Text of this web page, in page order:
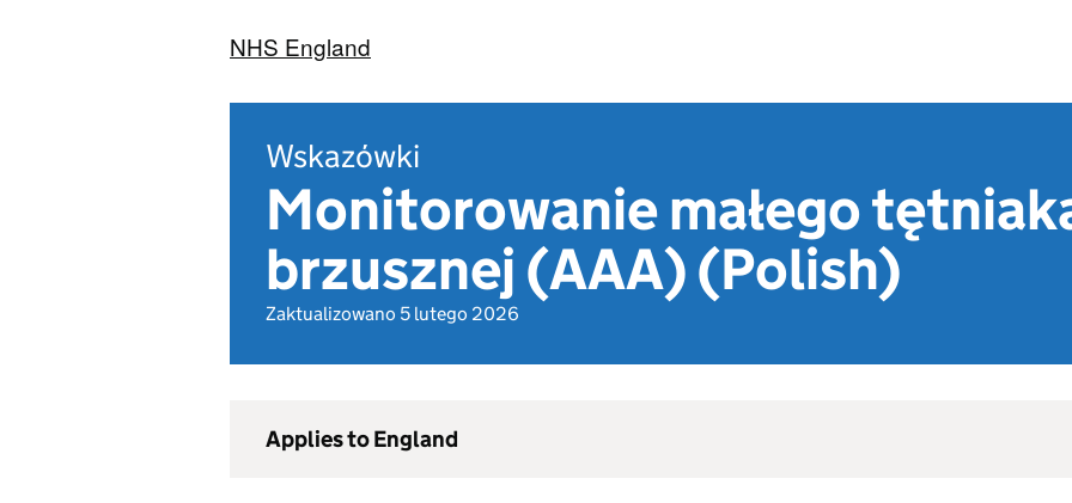
NHS England
Wskazówki
Monitorowanie małego
brzusznej (AAA) (Polish)
Zaktualizowano 5 lutego 2026
Applies to England